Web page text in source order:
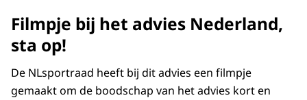
Filmpje bij het advies Nederland,
sta op!
De NLsportraad heeft bij dit advies een filmpje
gemaakt om de boodschap van het advies kort en